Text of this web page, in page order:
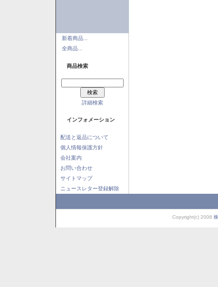
新着商品...
全商品...
商品検索
詳細検索
インフォメーション
配送と返品について
個人情報保護方針
会社案内
お問い合わせ
サイトマップ
ニュースレター登録解除
Copyright(c) 2008